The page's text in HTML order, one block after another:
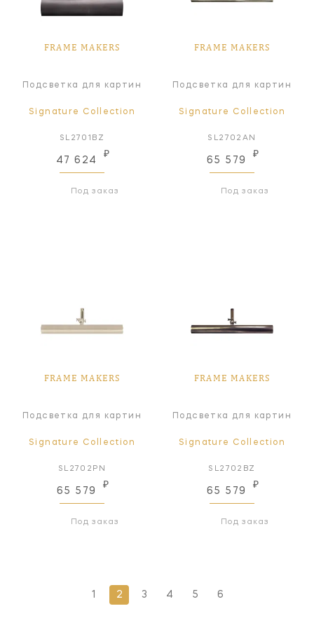
FRAME MAKERS
Подсветка для картин
Signature Collection
SL2701BZ
47 624
₽
Под заказ
FRAME MAKERS
Подсветка для картин
Signature Collection
SL2702AN
65 579
₽
Под заказ
FRAME MAKERS
Подсветка для картин
Signature Collection
SL2702PN
65 579
₽
Под заказ
FRAME MAKERS
Подсветка для картин
Signature Collection
SL2702BZ
65 579
₽
Под заказ
1 2 3 4 5 6